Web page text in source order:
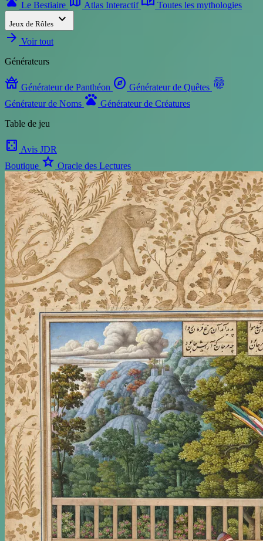
Le Bestiaire Atlas Interactif Toutes les mythologies
Jeux de Rôles expand_more
arrow_forward Voir tout
Générateurs
temple_buddhist Générateur de Panthéon explore Générateur de Quêtes fingerprint
Générateur de Noms pets Générateur de Créatures
Table de jeu
casino Avis JDR
Boutique star Oracle des Lectures